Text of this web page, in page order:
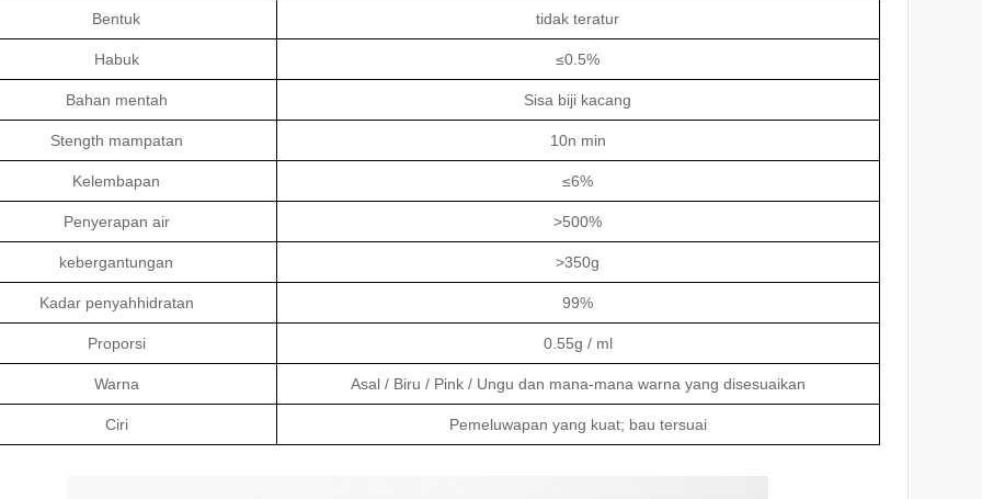
Bentuk tidak teratur
Habuk ≤0.5%
Bahan mentah Sisa biji kacang
Stength mampatan 10n min
Kelembapan ≤6%
Penyerapan air >500%
kebergantungan >350g
Kadar penyahhidratan 99%
Proporsi 0.55g / ml
Warna Asal / Biru / Pink / Ungu dan mana-mana warna yang disesuaikan
Ciri Pemeluwapan yang kuat; bau tersuai